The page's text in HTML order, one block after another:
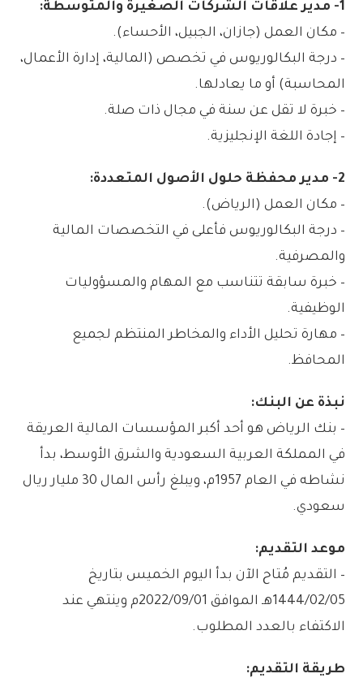
1- مدير علاقات الشركات الصغيرة والمتوسطة:
– مكان العمل (جازان، الجبيل، الأحساء).
– درجة البكالوريوس في تخصص (المالية، إدارة الأعمال،
المحاسبة) أو ما يعادلها.
– خبرة لا تقل عن سنة في مجال ذات صلة.
– إجادة اللغة الإنجليزية.
2- مدير محفظة حلول الأصول المتعددة:
– مكان العمل (الرياض).
– درجة البكالوريوس فأعلى في التخصصات المالية
والمصرفية.
– خبرة سابقة تتناسب مع المهام والمسؤوليات
الوظيفية.
– مهارة تحليل الأداء والمخاطر المنتظم لجميع
المحافظ.
نبذة عن البنك:
– بنك الرياض هو أحد أكبر المؤسسات المالية العريقة
في المملكة العربية السعودية والشرق الأوسط، بدأ
نشاطه في العام 1957م، ويبلغ رأس المال 30 مليار ريال
سعودي.
موعد التقديم:
– التقديم مُتاح الآن بدأ اليوم الخميس بتاريخ
1444/02/05هـ الموافق 2022/09/01م وينتهي عند
الاكتفاء بالعدد المطلوب.
طريقة التقديم: